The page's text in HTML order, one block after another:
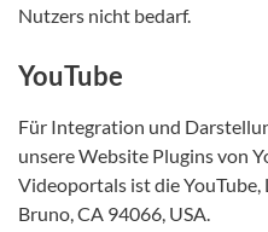
Nutzers nicht bedarf.
YouTube
Für Integration und
unsere Website Plugins von
Videoportals ist die YouTube,
Bruno, CA 94066, USA.